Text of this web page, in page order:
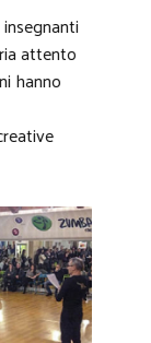
attento
hanno